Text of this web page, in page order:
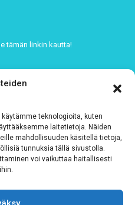
teknologioita, kuten
laitetietoja. Näiden
mahdollisuuden käsitellä tietoja,
tunnuksia tällä sivustolla.
voi vaikuttaa haitallisesti
tämän linkin kautta!